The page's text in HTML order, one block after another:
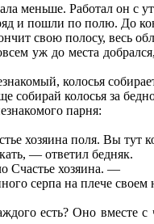
меньше. Работал он с
и пошли по полю. До
свою полосу, весь
уж до места
колосья
колосья за
парня:
поля. Вы тут
— ответил бедняк.
Счастье хозяина. —
серпа на плече своем
есть? Оно вместе